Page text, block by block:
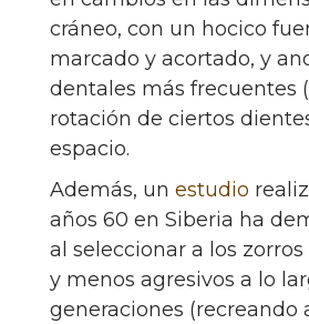
cráneo, con un hocico
marcado y acortado, y
dentales más frecuentes
rotación de ciertos
espacio.
Además, un estudio
años 60 en Siberia ha
al seleccionar a los
y menos agresivos a lo
generaciones (recreando